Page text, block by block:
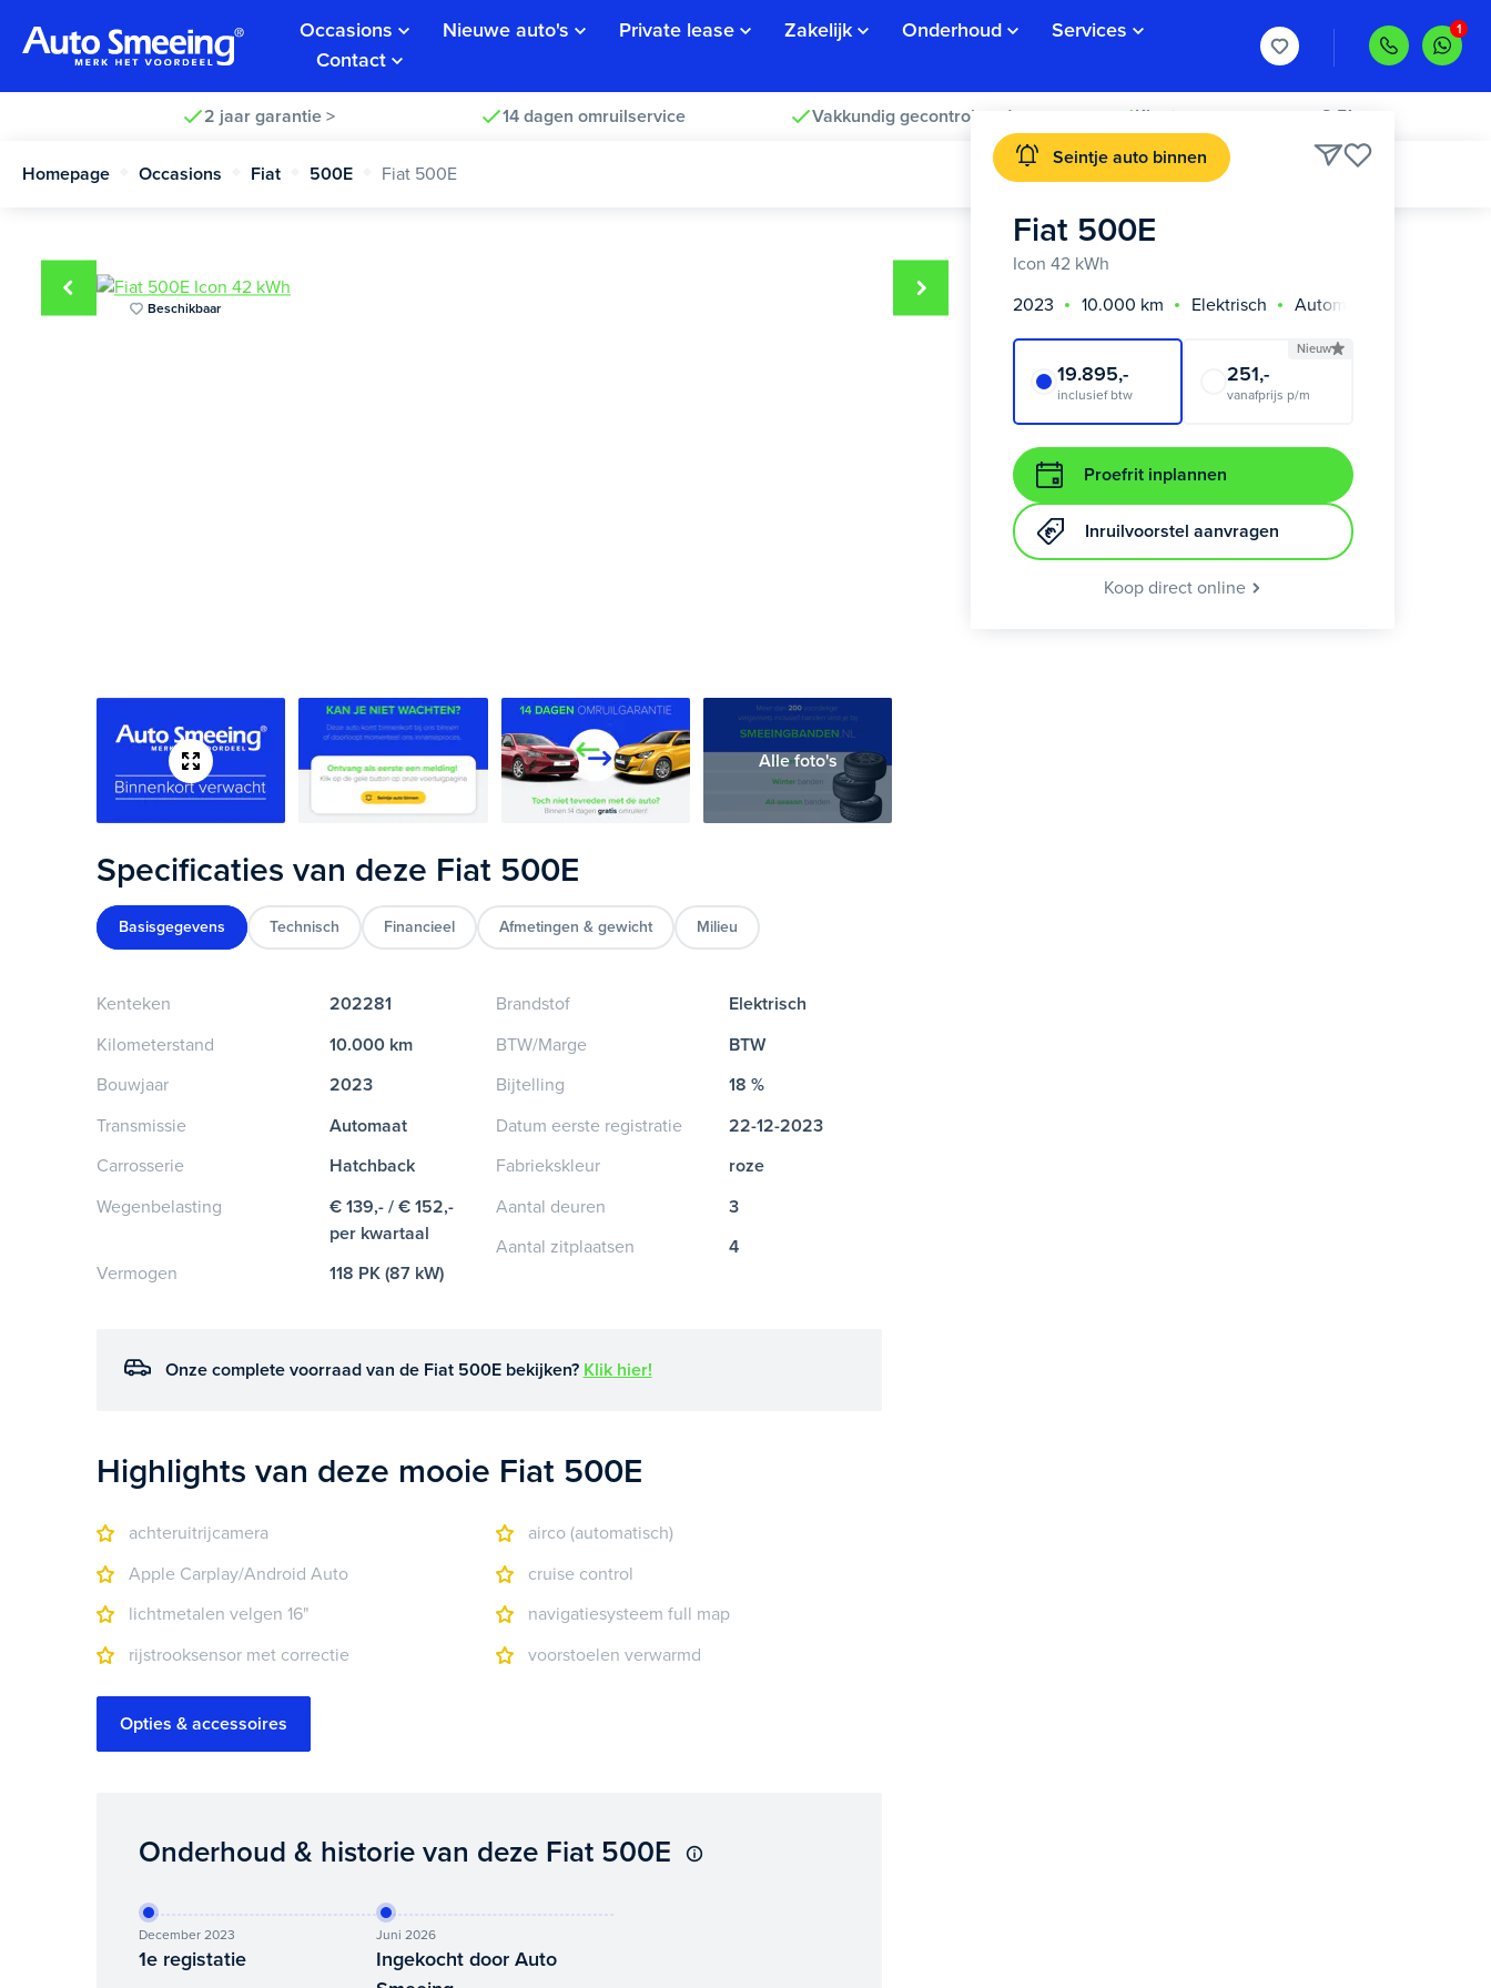
Occasions Nieuwe auto's Private lease Zakelijk Onderhoud
Services
Contact
2 jaar garantie > 14 dagen omruilservice Vakkundig gecontroleerd > Klanten geven ons een 8,5!
Homepage Occasions Fiat 500E Fiat 500E
Beschikbaar
Alle foto's
Seintje auto binnen
Fiat 500E
Icon 42 kWh
2023
10.000 km Elektrisch Automaat
19.895,-
inclusief btw
Nieuw
251,-
vanafprijs p/m
Proefrit inplannen
Inruilvoorstel aanvragen
Koop direct online
Specificaties van deze Fiat 500E
Basisgegevens Technisch Financieel Afmetingen & gewicht Milieu
Kenteken
202281
Kilometerstand
10.000 km
Bouwjaar
2023
Transmissie
Automaat
Carrosserie
Hatchback
Wegenbelasting
€ 139,- / € 152,-
per kwartaal
Vermogen
118 PK (87 kW)
Brandstof
Elektrisch
BTW/Marge
BTW
Bijtelling
18 %
Datum eerste registratie
22-12-2023
Fabriekskleur
roze
Aantal deuren
3
Aantal zitplaatsen
4
Onze complete voorraad van de Fiat 500E bekijken? Klik hier!
Highlights van deze mooie Fiat 500E
achteruitrijcamera
airco (automatisch)
Apple Carplay/Android Auto
cruise control
lichtmetalen velgen 16"
navigatiesysteem full map
rijstrooksensor met correctie
voorstoelen verwarmd
Opties & accessoires
Onderhoud & historie van deze Fiat 500E
December 2023
1e registatie
Juni 2026
Ingekocht door Auto